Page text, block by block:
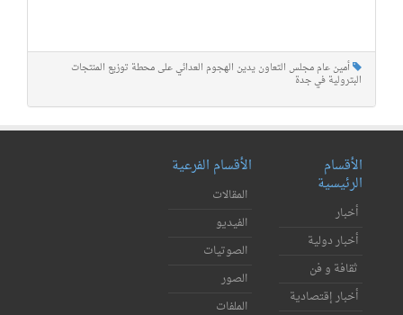
أمين عام مجلس التعاون يدين الهجوم العدائي على محطة توزيع المنتجات
البترولية في جدة
الأقسام
الرئيسية
أخبار
أخبار دولية
ثقافة و فن
أخبار إقتصادية
الأقسام الفرعية
المقالات
الفيديو
الصوتيات
الصور
الملفات